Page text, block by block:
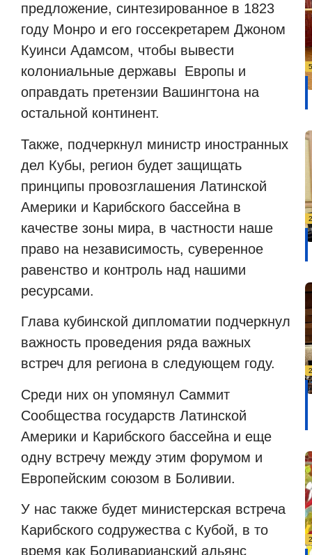
предложение, синтезированное в 1823
году Монро и его госсекретарем Джоном
Куинси Адамсом, чтобы вывести
колониальные державы
Европы и
оправдать претензии Вашингтона на
остальной континент.
Также, подчеркнул министр иностранных
дел Кубы, регион будет защищать
принципы провозглашения Латинской
Америки и Карибского бассейна в
качестве зоны мира, в частности наше
право на независимость, суверенное
равенство и контроль над нашими
ресурсами.
Глава кубинской дипломатии подчеркнул
важность проведения ряда важных
встреч для региона в следующем году.
Среди них он упомянул Саммит
Сообщества государств Латинской
Америки и Карибского бассейна и еще
одну встречу между этим форумом и
Европейским союзом в Боливии.
У нас также будет министерская встреча
Карибского содружества с Кубой, в то
время как Боливарианский альянс